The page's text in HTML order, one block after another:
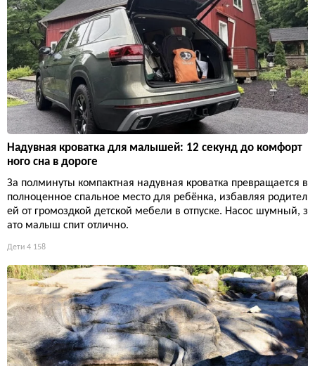
Надувная кроватка для малышей: 12 секунд до комфорт
ного сна в дороге
За полминуты компактная надувная кроватка превращается в
полноценное спальное место для ребёнка, избавляя родител
ей от громоздкой детской мебели в отпуске. Насос шумный, з
ато малыш спит отлично.
Дети 4 158